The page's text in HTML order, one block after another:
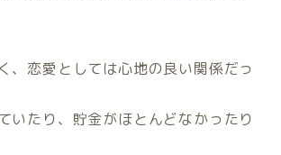
、恋愛としては心地の良い関係だっ
いたり、貯金がほとんどなかったり